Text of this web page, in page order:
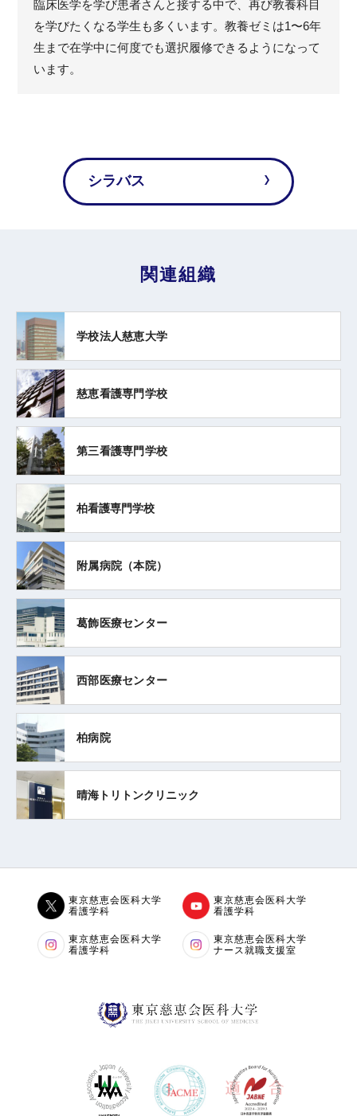
臨床医学を学び患者さんと接する中で、再び教養科目
を学びたくなる学生も多くいます。教養ゼミは1〜6年
生まで在学中に何度でも選択履修できるようになって
います。
シラバス
関連組織
学校法人慈恵大学
慈恵看護専門学校
第三看護専門学校
柏看護専門学校
附属病院（本院）
葛飾医療センター
西部医療センター
柏病院
晴海 トリトンクリニック
東京慈恵会医科大学
看護学科
東京慈恵会医科大学
看護学科
東京慈恵会医科大学
看護学科
東京慈恵会医科大学
ナース就職支援室